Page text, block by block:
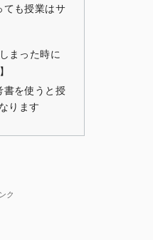
ても授業はサ
まった時に
書を使うと授
ります
ク